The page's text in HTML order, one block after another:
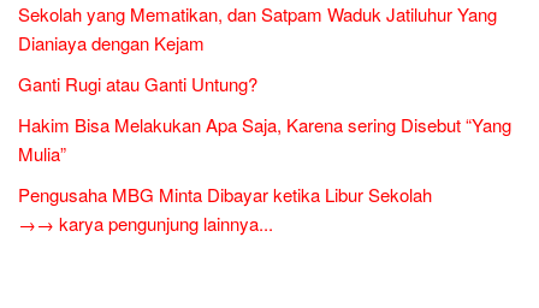
Sekolah yang Mematikan, dan Satpam Waduk Jatiluhur Yang
Dianiaya dengan Kejam
Ganti Rugi atau Ganti Untung?
Hakim Bisa Melakukan Apa Saja, Karena sering Disebut “Yang
Mulia”
Pengusaha MBG Minta Dibayar ketika Libur Sekolah
→→ karya pengunjung lainnya...